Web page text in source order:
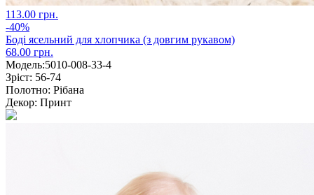
113.00 грн.
-40%
Боді ясельний для хлопчика (з довгим рукавом)
68.00 грн.
Модель:5010-008-33-4
Зріст: 56-74
Полотно: Рібана
Декор: Принт